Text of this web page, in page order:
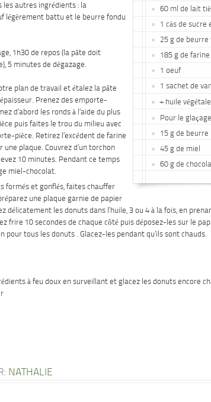
60 ml de lait
1 càs de sucre
25 g de beurre
185 g de farine
1 oeuf
1 sachet de
+ huile
Pour le
15 g de beurre
45 g de miel
60 g de
les autres ingrédients : la
légèrement battu et le beurre fondu
1h30 de repos (la pâte doit
5 minutes de dégazage.
plan de travail et étalez la pâte
Prenez des emporte-
d’abord les ronds à l’aide du plus
puis faites le trou du milieu avec
pièce. Retirez l’excédent de farine
une plaque. Couvrez d’un torchon
10 minutes. Pendant ce temps
miel-chocolat.
formés et gonflés, faites chauffer
préparez une plaque garnie de papier
délicatement les donuts dans l’huile, 3 ou 4 à la fois, en
frire 10 secondes de chaque côté puis déposez-les sur le
pour tous les donuts . Glacez-les pendant qu’ils sont chauds.
à feu doux en surveillant et glacez les donuts encore
NATHALIE